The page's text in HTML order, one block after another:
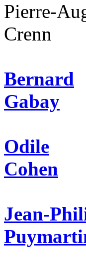
Pierre-
Crenn
Bernard
Gabay
Odile
Cohen
Jean-